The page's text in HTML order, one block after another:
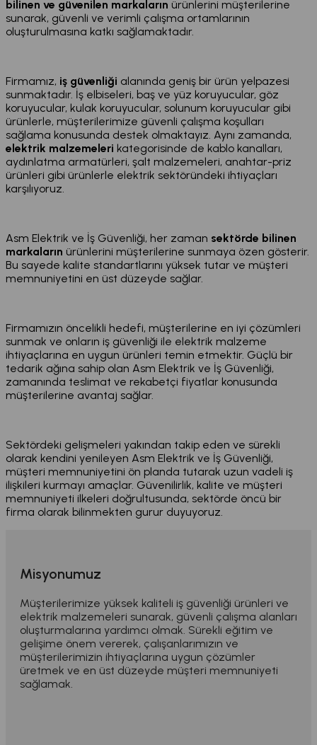
bilinen ve güvenilen markaların ürünlerini müşterilerine
sunarak, güvenli ve verimli çalışma ortamlarının
oluşturulmasına katkı sağlamaktadır.
Firmamız, iş güvenliği alanında geniş bir ürün yelpazesi
sunmaktadır. İş elbiseleri, baş ve yüz koruyucular, göz
koruyucular, kulak koruyucular, solunum koruyucular gibi
ürünlerle, müşterilerimize güvenli çalışma koşulları
sağlama konusunda destek olmaktayız. Aynı zamanda,
elektrik malzemeleri kategorisinde de kablo kanalları,
aydınlatma armatürleri, şalt malzemeleri, anahtar-priz
ürünleri gibi ürünlerle elektrik sektöründeki ihtiyaçları
karşılıyoruz.
Asm Elektrik ve İş Güvenliği, her zaman sektörde bilinen
markaların ürünlerini müşterilerine sunmaya özen gösterir.
Bu sayede kalite standartlarını yüksek tutar ve müşteri
memnuniyetini en üst düzeyde sağlar.
Firmamızın öncelikli hedefi, müşterilerine en iyi çözümleri
sunmak ve onların iş güvenliği ile elektrik malzeme
ihtiyaçlarına en uygun ürünleri temin etmektir. Güçlü bir
tedarik ağına sahip olan Asm Elektrik ve İş Güvenliği,
zamanında teslimat ve rekabetçi fiyatlar konusunda
müşterilerine avantaj sağlar.
Sektördeki gelişmeleri yakından takip eden ve sürekli
olarak kendini yenileyen Asm Elektrik ve İş Güvenliği,
müşteri memnuniyetini ön planda tutarak uzun vadeli iş
ilişkileri kurmayı amaçlar. Güvenilirlik, kalite ve müşteri
memnuniyeti ilkeleri doğrultusunda, sektörde öncü bir
firma olarak bilinmekten gurur duyuyoruz.
Misyonumuz
Müşterilerimize yüksek kaliteli iş güvenliği ürünleri ve
elektrik malzemeleri sunarak, güvenli çalışma alanları
oluşturmalarına yardımcı olmak. Sürekli eğitim ve
gelişime önem vererek, çalışanlarımızın ve
müşterilerimizin ihtiyaçlarına uygun çözümler
üretmek ve en üst düzeyde müşteri memnuniyeti
sağlamak.